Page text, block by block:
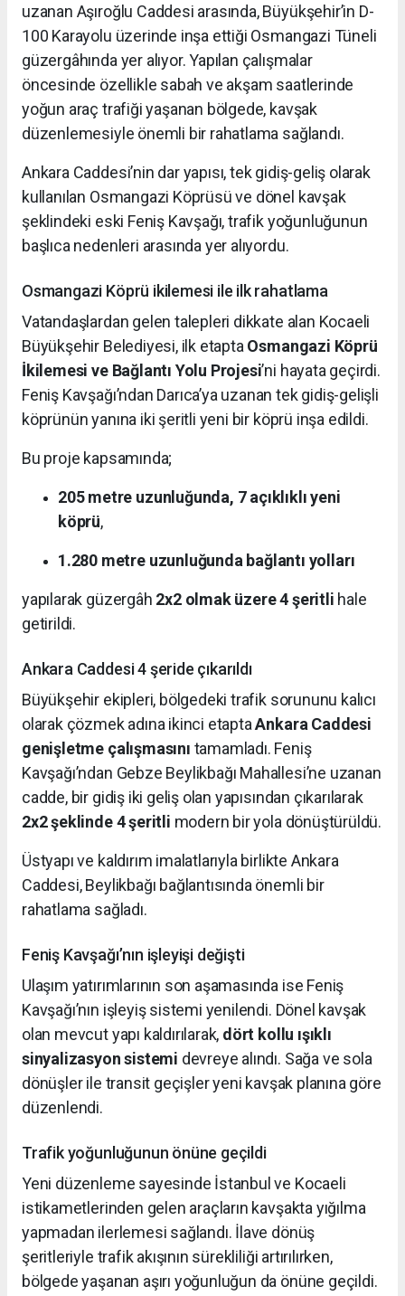
uzanan Aşıroğlu Caddesi arasında, Büyükşehir’in D-
100 Karayolu üzerinde inşa ettiği Osmangazi Tüneli
güzergâhında yer alıyor. Yapılan çalışmalar
öncesinde özellikle sabah ve akşam saatlerinde
yoğun araç trafiği yaşanan bölgede, kavşak
düzenlemesiyle önemli bir rahatlama sağlandı.
Ankara Caddesi’nin dar yapısı, tek gidiş-geliş olarak
kullanılan Osmangazi Köprüsü ve dönel kavşak
şeklindeki eski Feniş Kavşağı, trafik yoğunluğunun
başlıca nedenleri arasında yer alıyordu.
Osmangazi Köprü ikilemesi ile ilk rahatlama
Vatandaşlardan gelen talepleri dikkate alan Kocaeli
Büyükşehir Belediyesi, ilk etapta Osmangazi Köprü
İkilemesi ve Bağlantı Yolu Projesi’ni hayata geçirdi.
Feniş Kavşağı’ndan Darıca’ya uzanan tek gidiş-gelişli
köprünün yanına iki şeritli yeni bir köprü inşa edildi.
Bu proje kapsamında;
205 metre uzunluğunda, 7 açıklıklı yeni
köprü,
1.280 metre uzunluğunda bağlantı yolları
yapılarak güzergâh 2x2 olmak üzere 4 şeritli hale
getirildi.
Ankara Caddesi 4 şeride çıkarıldı
Büyükşehir ekipleri, bölgedeki trafik sorununu kalıcı
olarak çözmek adına ikinci etaptaAnkara Caddesi
genişletme çalışmasını tamamladı. Feniş
Kavşağı’ndan Gebze Beylikbağı Mahallesi’ne uzanan
cadde, bir gidiş iki geliş olan yapısından çıkarılarak
2x2 şeklinde 4 şeritli modern bir yola dönüştürüldü.
Üstyapı ve kaldırım imalatlarıyla birlikte Ankara
Caddesi, Beylikbağı bağlantısında önemli bir
rahatlama sağladı.
Feniş Kavşağı’nın işleyişi değişti
Ulaşım yatırımlarının son aşamasında ise Feniş
Kavşağı’nın işleyiş sistemi yenilendi. Dönel kavşak
olan mevcut yapı kaldırılarak, dört kollu ışıklı
sinyalizasyon sistemi devreye alındı. Sağa ve sola
dönüşler ile transit geçişler yeni kavşak planına göre
düzenlendi.
Trafik yoğunluğunun önüne geçildi
Yeni düzenleme sayesinde İstanbul ve Kocaeli
istikametlerinden gelen araçların kavşakta yığılma
yapmadan ilerlemesi sağlandı. İlave dönüş
şeritleriyle trafik akışının sürekliliği artırılırken,
bölgede yaşanan aşırı yoğunluğun da önüne geçildi.